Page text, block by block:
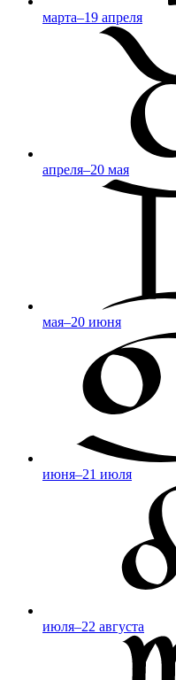
марта–19 апреля
апреля–20 мая
мая–20 июня
июня–21 июля
июля–22 августа